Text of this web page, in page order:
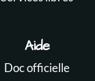
Aide
Doc officielle